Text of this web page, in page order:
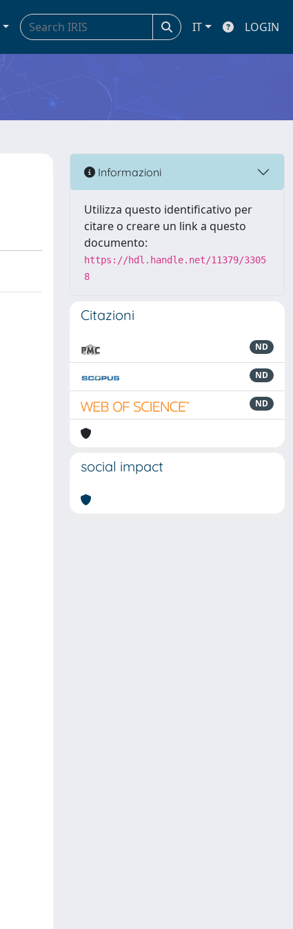
IT LOGIN
Informazioni
Utilizza questo identificativo per
citare o creare un link a questo
documento:
https://hdl.handle.net/11379/3305
8
Citazioni
ND
ND
ND
social impact